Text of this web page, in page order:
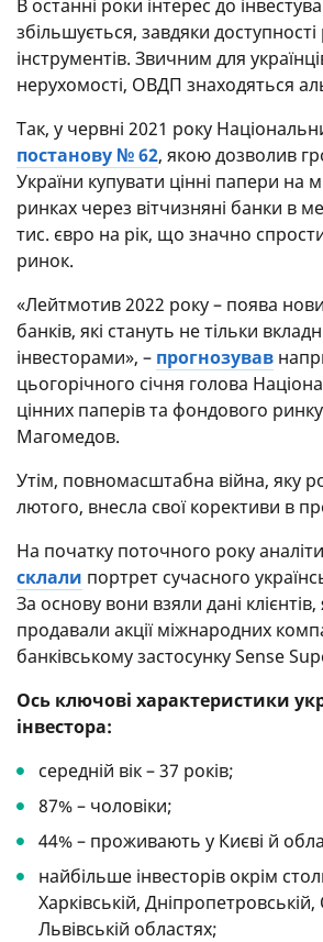
В останні роки інтерес до
збільшується, завдяки доступності
інструментів. Звичним для
нерухомості, ОВДП знаходяться
Так, у червні 2021 року
постанову № 62, якою дозволив
України купувати цінні папери на
ринках через вітчизняні банки в
тис. євро на рік, що значно
ринок.
«Лейтмотив 2022 року – поява
банків, які стануть не тільки
інвесторами», – прогнозував
цьогорічного січня голова
цінних паперів та фондового
Магомедов.
Утім, повномасштабна війна, яку
лютого, внесла свої корективи в
На початку поточного року
склали портрет сучасного
За основу вони взяли дані клієнтів,
продавали акції міжнародних
банківському застосунку Sense
Ось ключові характеристики
інвестора:
середній вік – 37 років;
87% – чоловіки;
44% – проживають у Києві й
найбільше інвесторів окрім
Харківській, Дніпропетровській,
Львівській областях;